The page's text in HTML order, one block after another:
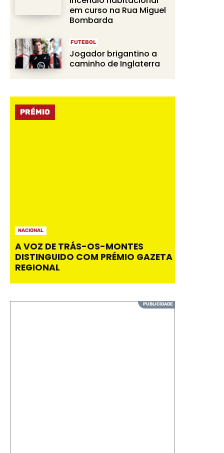
em curso na Rua Miguel
Bombarda
FUTEBOL
Jogador brigantino a
caminho de Inglaterra
PRÉMIO
NACIONAL
A VOZ DE TRÁS-OS-MONTES
DISTINGUIDO COM PRÉMIO GAZETA
REGIONAL